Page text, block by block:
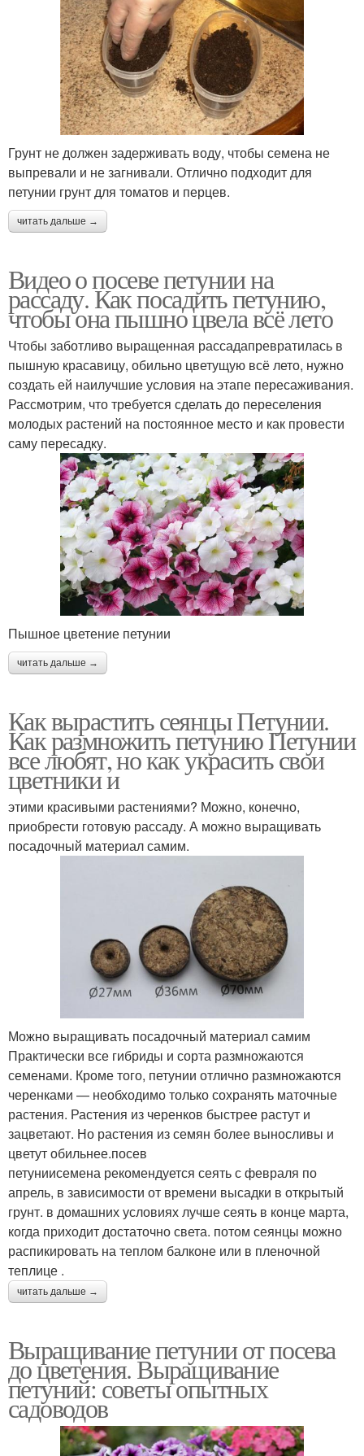
Грунт не должен задерживать воду, чтобы семена не
выпревали и не загнивали. Отлично подходит для
петунии грунт для томатов и перцев.
читать дальше →
Видео о посеве петунии на
рассаду. Как посадить петунию,
чтобы она пышно цвела всё лето
Чтобы заботливо выращенная рассадапревратилась в
пышную красавицу, обильно цветущую всё лето, нужно
создать ей наилучшие условия на этапе пересаживания.
Рассмотрим, что требуется сделать до переселения
молодых растений на постоянное место и как провести
саму пересадку.
Пышное цветение петунии
читать дальше →
Как вырастить сеянцы Петунии.
Как размножить петунию Петунии
все любят, но как украсить свои
цветники и
этими красивыми растениями? Можно, конечно,
приобрести готовую рассаду. А можно выращивать
посадочный материал самим.
Можно выращивать посадочный материал самим
Практически все гибриды и сорта размножаются
семенами. Кроме того, петунии отлично размножаются
черенками — необходимо только сохранять маточные
растения. Растения из черенков быстрее растут и
зацветают. Но растения из семян более выносливы и
цветут обильнее.посев
петуниисемена рекомендуется сеять с февраля по
апрель, в зависимости от времени высадки в открытый
грунт. в домашних условиях лучше сеять в конце марта,
когда приходит достаточно света. потом сеянцы можно
распикировать на теплом балконе или в пленочной
теплице .
читать дальше →
Выращивание петунии от посева
до цветения. Выращивание
петуний: советы опытных
садоводов